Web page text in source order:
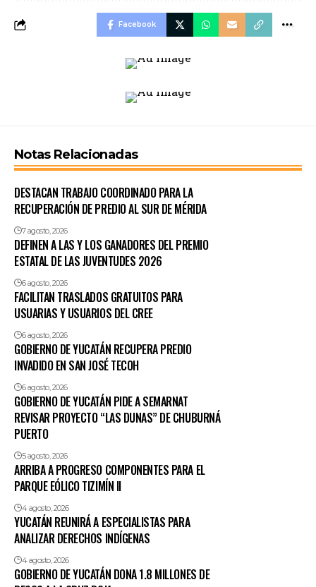
Facebook
Notas Relacionadas
DESTACAN TRABAJO COORDINADO PARA LA
RECUPERACIÓN DE PREDIO AL SUR DE MÉRIDA
7 agosto, 2026
DEFINEN A LAS Y LOS GANADORES DEL PREMIO
ESTATAL DE LAS JUVENTUDES 2026
6 agosto, 2026
FACILITAN TRASLADOS GRATUITOS PARA
USUARIAS Y USUARIOS DEL CREE
6 agosto, 2026
GOBIERNO DE YUCATÁN RECUPERA PREDIO
INVADIDO EN SAN JOSÉ TECOH
6 agosto, 2026
GOBIERNO DE YUCATÁN PIDE A SEMARNAT
REVISAR PROYECTO “LAS DUNAS” DE CHUBURNÁ
PUERTO
5 agosto, 2026
ARRIBA A PROGRESO COMPONENTES PARA EL
PARQUE EÓLICO TIZIMÍN II
4 agosto, 2026
YUCATÁN REUNIRÁ A ESPECIALISTAS PARA
ANALIZAR DERECHOS INDÍGENAS
4 agosto, 2026
GOBIERNO DE YUCATÁN DONA 1.8 MILLONES DE